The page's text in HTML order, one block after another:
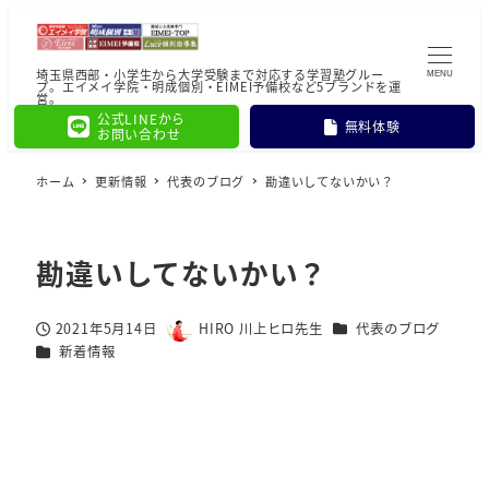
埼玉県西部・小学生から大学受験まで対応する学習塾グルー
プ。エイメイ学院・明成個別・EIMEI予備校など5ブランドを運
営。
公式LINEから
お問い合わせ
無料体験
MENU
ホーム 更新情報 代表のブログ 勘違いしてないかい？
勘違いしてないかい？
投稿日2021年5月14日
著
HIRO 川上ヒロ先生 カテゴリー
代表のブログ
カテゴリー
新着情報